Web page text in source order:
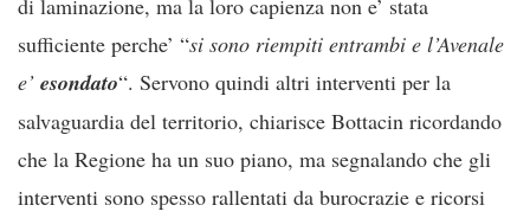
di laminazione, ma la loro capienza non e’ stata
sufficiente perche’ “si sono riempiti entrambi e l’Avenale
e’ esondato“. Servono quindi altri interventi per la
salvaguardia del territorio, chiarisce Bottacin ricordando
che la Regione ha un suo piano, ma segnalando che gli
interventi sono spesso rallentati da burocrazie e ricorsi